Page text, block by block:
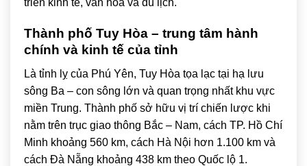
triển kinh tế, văn hóa và du lịch.
Thành phố Tuy Hòa – trung tâm hành
chính và kinh tế của tỉnh
Là tỉnh lỵ của Phú Yên, Tuy Hòa tọa lạc tại hạ lưu
sông Ba – con sông lớn và quan trọng nhất khu vực
miền Trung. Thành phố sở hữu vị trí chiến lược khi
nằm trên trục giao thông Bắc – Nam, cách TP. Hồ Chí
Minh khoảng 560 km, cách Hà Nội hơn 1.100 km và
cách Đà Nẵng khoảng 438 km theo Quốc lộ 1.